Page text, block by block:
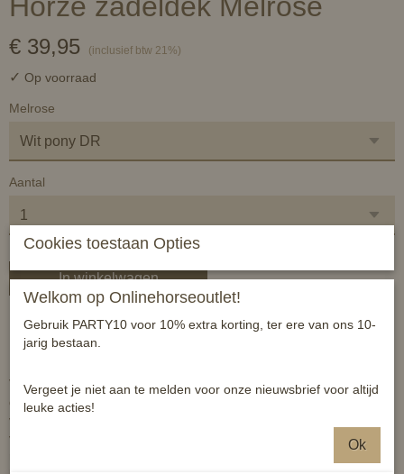
€ 39,95 (inclusief btw 21%)
✓ Op voorraad
Melrose
Aantal
In winkelwagen
Dressuurzadeldek bevat stijlvolle kristallen en zilveren bies rand.
Verfijnde stijl wordt aangeboden in dit eenvoudige, maar klassieke
dressuurzadeldek. Een zilveren bies rand met kristallen accenten
voeren de achterrand. Geef wat schittering aan je rit zonder al te
veel afleiding. Glanzende kristallen en een smaakvolle zilveren
Cookies toestaan Opties
Welkom op Onlinehorseoutlet!
Gebruik PARTY10 voor 10% extra korting, ter ere van ons 10-
jarig bestaan.
Vergeet je niet aan te melden voor onze nieuwsbrief voor altijd
leuke acties!
Ok